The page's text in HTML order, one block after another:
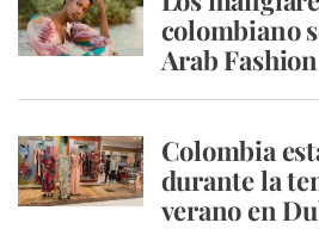
colombiano
Arab
Colombia
durante la
verano en